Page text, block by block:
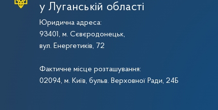
у Луганській області
Юридична адреса:
93401, м. Сєвєродонецьк,
вул. Енергетиків, 72
Фактичне місце розташування:
02094, м. Київ, бульв. Верховної Ради, 24Б